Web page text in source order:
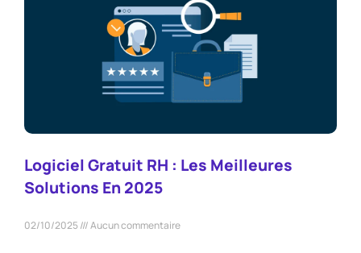
Logiciel Gratuit RH : Les Meilleures
Solutions En 2025
02/10/2025 Aucun commentaire